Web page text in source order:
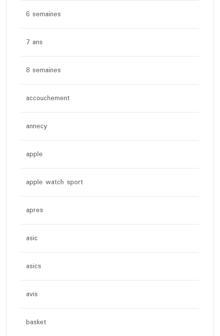
6 semaines
7 ans
8 semaines
accouchement
annecy
apple
apple watch sport
apres
asic
asics
avis
basket